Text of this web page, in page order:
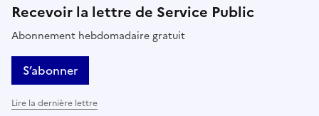
Recevoir la lettre de Service Public
Abonnement hebdomadaire gratuit
S’abonner
Lire la dernière lettre